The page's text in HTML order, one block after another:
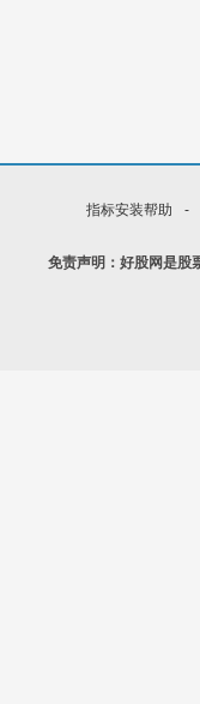
指标安装帮助 -
免责声明：好股网是股